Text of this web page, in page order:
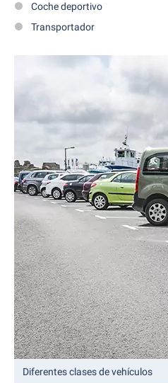
Coche deportivo
Transportador
Diferentes clases de vehículos